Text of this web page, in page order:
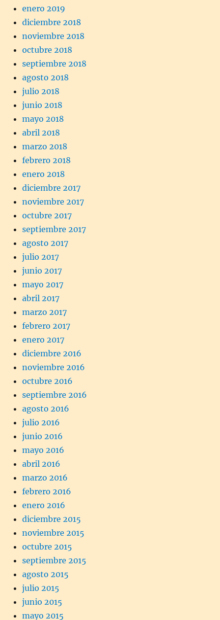
enero 2019
diciembre 2018
noviembre 2018
octubre 2018
septiembre 2018
agosto 2018
julio 2018
junio 2018
mayo 2018
abril 2018
marzo 2018
febrero 2018
enero 2018
diciembre 2017
noviembre 2017
octubre 2017
septiembre 2017
agosto 2017
julio 2017
junio 2017
mayo 2017
abril 2017
marzo 2017
febrero 2017
enero 2017
diciembre 2016
noviembre 2016
octubre 2016
septiembre 2016
agosto 2016
julio 2016
junio 2016
mayo 2016
abril 2016
marzo 2016
febrero 2016
enero 2016
diciembre 2015
noviembre 2015
octubre 2015
septiembre 2015
agosto 2015
julio 2015
junio 2015
mayo 2015